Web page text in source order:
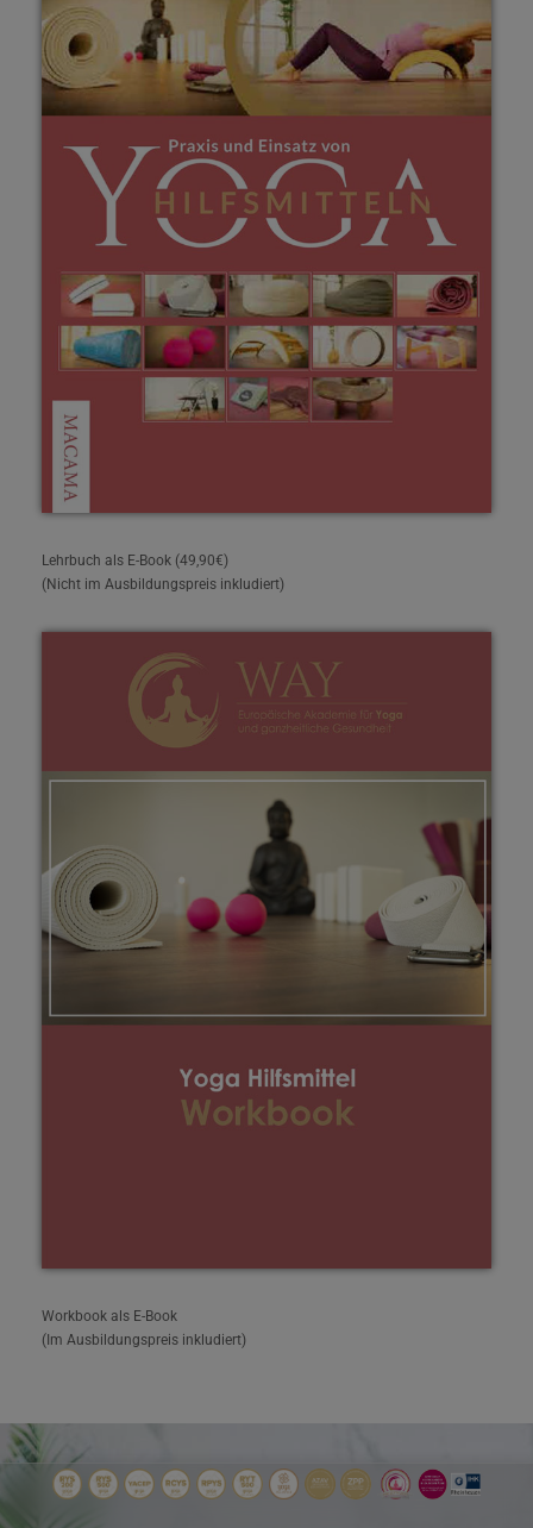
Lehrbuch als E-Book (49,90€)
(Nicht im Ausbildungspreis inkludiert)
Workbook als E-Book
(Im Ausbildungspreis inkludiert)